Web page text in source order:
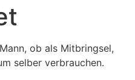
ob als Mitbringsel,
selber verbrauchen.